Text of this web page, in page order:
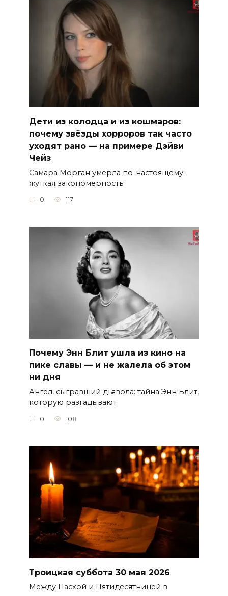
Дети из колодца и из кошмаров:
почему звёзды хорроров так часто
уходят рано — на примере Дэйви
Чейз
Самара Морган умерла по-настоящему:
жуткая закономерность
0 117
Почему Энн Блит ушла из кино на
пике славы — и не жалела об этом
ни дня
Ангел, сыгравший дьявола: тайна Энн Блит,
которую разгадывают
0 108
Троицкая суббота 30 мая 2026
Между Пасхой и Пятидесятницей в